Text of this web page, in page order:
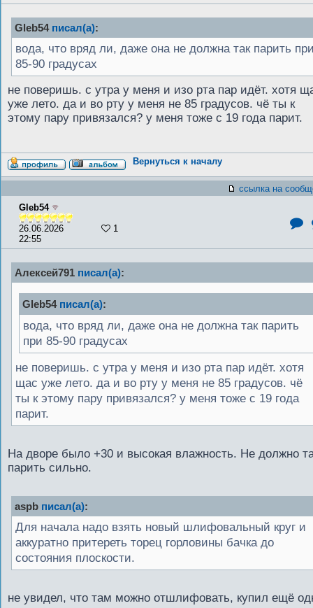
Gleb54 писал(а):
вода, что вряд ли, даже она не должна так парить
85-90 градусах
не поверишь. с утра у меня и изо рта пар идёт. хотя
уже лето. да и во рту у меня не 85 градусов. чё ты к
этому пару привязался? у меня тоже с 19 года парит.
Вернуться к началу
ссылка на
Gleb54
26.06.2026
22:55
1
Алексей791 писал(а):
Gleb54 писал(а):
вода, что вряд ли, даже она не должна так парить
при 85-90 градусах
не поверишь. с утра у меня и изо рта пар идёт. хотя
щас уже лето. да и во рту у меня не 85 градусов. чё
ты к этому пару привязался? у меня тоже с 19 года
парит.
На дворе было +30 и высокая влажность. Не должно
парить сильно.
aspb писал(а):
Для начала надо взять новый шлифовальный круг и
аккуратно притереть торец горловины бачка до
состояния плоскости.
не увидел, что там можно отшлифовать, купил ещё